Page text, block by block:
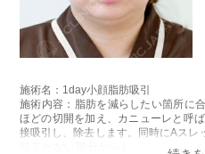
施術名：1day小顔脂肪吸引
施術内容：脂肪を減らしたい箇所に
ほどの切開を加え、カニューレと呼
接吸引し、除去します。同時にAス
目立たない部分から皮下へ挿入し